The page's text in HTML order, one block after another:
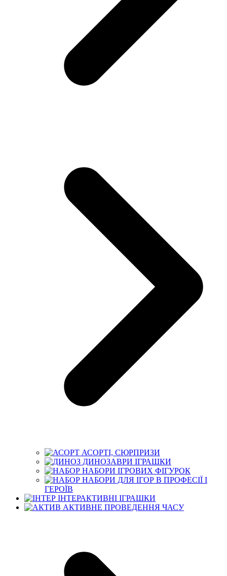
АСОРТІ, СЮРПРИЗИ
ДИНОЗАВРИ ІГРАШКИ
НАБОРИ ІГРОВИХ ФІГУРОК
НАБОРИ ДЛЯ ІГОР В ПРОФЕСІЇ І
ГЕРОЇВ
ІНТЕРАКТИВНІ ІГРАШКИ
АКТИВНЕ ПРОВЕДЕННЯ ЧАСУ